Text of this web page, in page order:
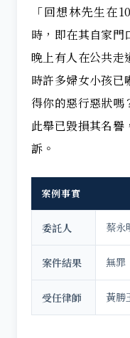
「回想林先生在
時，即在其自家門
晚上有人在公共走
時許多婦女小孩已
得你的惡行惡狀嗎
此舉已毀損其名譽
訴。
案例事實
委託人 蔡永
案件結果 無罪
受任律師 黃勝